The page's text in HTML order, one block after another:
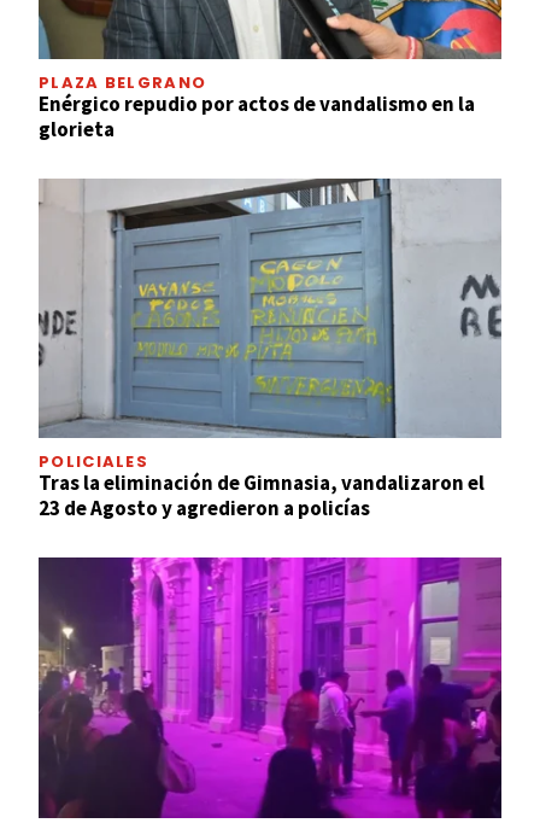
PLAZA BELGRANO
Enérgico repudio por actos de vandalismo en la
glorieta
POLICIALES
Tras la eliminación de Gimnasia, vandalizaron el
23 de Agosto y agredieron a policías